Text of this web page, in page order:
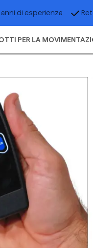
anni di esperienza
PER LA